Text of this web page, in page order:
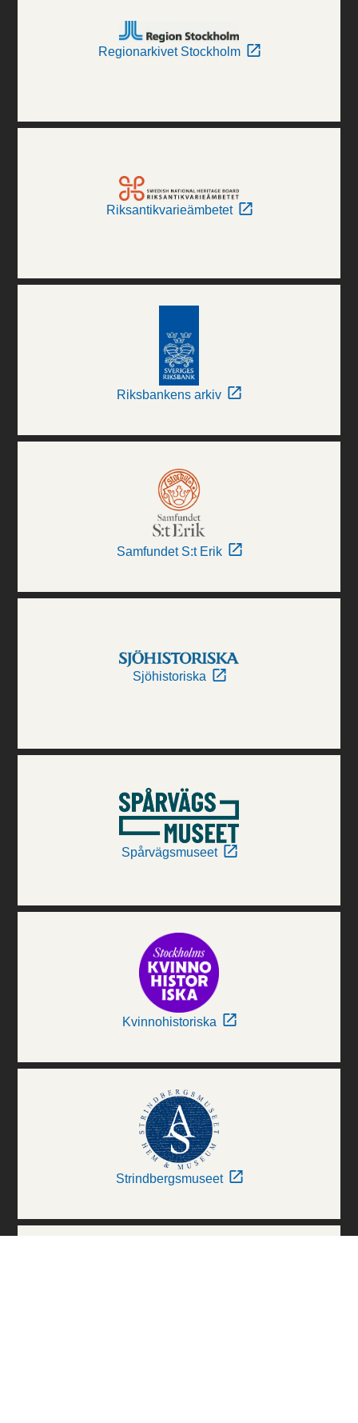
Regionarkivet Stockholm
Riksantikvarieämbetet
Riksbankens arkiv
Samfundet S:t Erik
Sjöhistoriska
Spårvägsmuseet
Kvinnohistoriska
Strindbergsmuseet